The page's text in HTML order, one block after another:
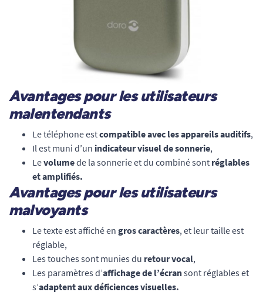
Avantages pour les utilisateurs
malentendants
Le téléphone estcompatible avec les appareils auditifs,
Il est muni d’un indicateur visuel de sonnerie,
Levolumede la sonnerie et du combiné sont réglables
et amplifiés.
Avantages pour les utilisateurs
malvoyants
Le texte est affiché en gros caractères, et leur taille est
réglable,
Les touches sont munies du retour vocal,
Les paramètres d’affichage de l’écransont réglables et
s’adaptent aux déficiences visuelles.